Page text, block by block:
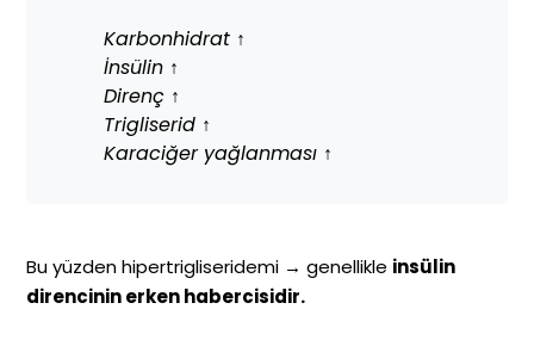
Karbonhidrat ↑
İnsülin ↑
Direnç ↑
Trigliserid ↑
Karaciğer yağlanması ↑
Bu yüzden hipertrigliseridemi → genellikle insülin
direncinin erken habercisidir.